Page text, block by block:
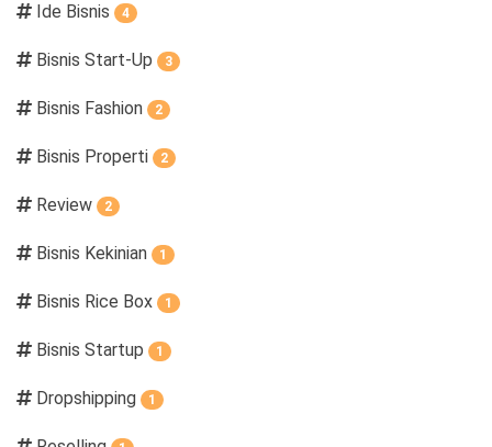
Ide Bisnis 4
Bisnis Start-Up 3
Bisnis Fashion 2
Bisnis Properti 2
Review 2
Bisnis Kekinian 1
Bisnis Rice Box 1
Bisnis Startup 1
Dropshipping 1